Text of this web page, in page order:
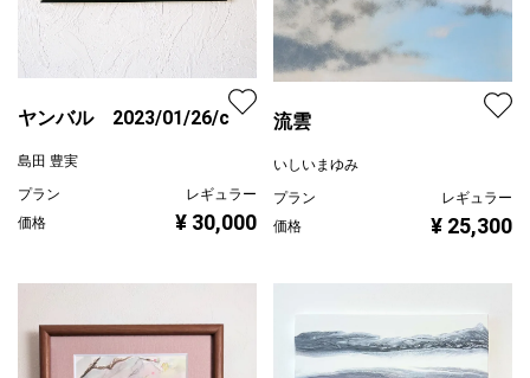
ヤンバル 2023/01/26/c
島田 豊実
プラン
レギュラー
価格
¥ 30,000
流雲
いしいまゆみ
プラン
レギュラー
価格
¥ 25,300